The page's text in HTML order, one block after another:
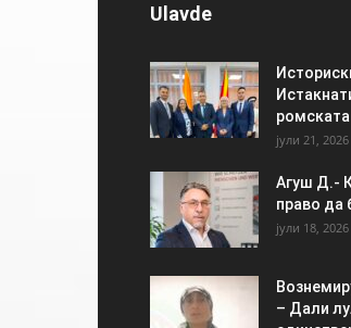
Ulavde
јули 21, 2026
Агуш Д.-
право да
јули 18, 2026
– Дали